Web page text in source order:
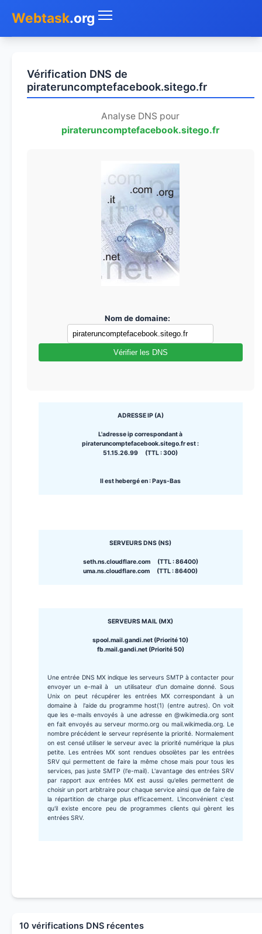
Webtask.org
Whois
Vérification DNS de
pirateruncomptefacebook.sitego.fr
Analyse DNS pour
pirateruncomptefacebook.sitego.fr
Nom de domaine:
Vérifier les DNS
ADRESSE IP (A)
L'adresse ip correspondant à
pirateruncomptefacebook.sitego.fr est :
51.15.26.99 (TTL : 300)
Il est hebergé en : Pays-Bas
SERVEURS DNS (NS)
seth.ns.cloudflare.com (TTL : 86400)
uma.ns.cloudflare.com (TTL : 86400)
SERVEURS MAIL (MX)
spool.mail.gandi.net (Priorité 10)
fb.mail.gandi.net (Priorité 50)
Une entrée DNS MX indique les serveurs SMTP à contacter pour
envoyer un e-mail à un utilisateur d'un domaine donné. Sous
Unix on peut récupérer les entrées MX correspondant à un
domaine à l'aide du programme host(1) (entre autres). On voit
que les e-mails envoyés à une adresse en @wikimedia.org sont
en fait envoyés au serveur mormo.org ou mail.wikimedia.org. Le
nombre précédent le serveur représente la priorité. Normalement
on est censé utiliser le serveur avec la priorité numérique la plus
petite. Les entrées MX sont rendues obsolètes par les entrées
SRV qui permettent de faire la même chose mais pour tous les
services, pas juste SMTP (l'e-mail). L'avantage des entrées SRV
par rapport aux entrées MX est aussi qu'elles permettent de
choisir un port arbitraire pour chaque service ainsi que de faire de
la répartition de charge plus efficacement. L'inconvénient c'est
qu'il existe encore peu de programmes clients qui gèrent les
entrées SRV.
10 vérifications DNS récentes